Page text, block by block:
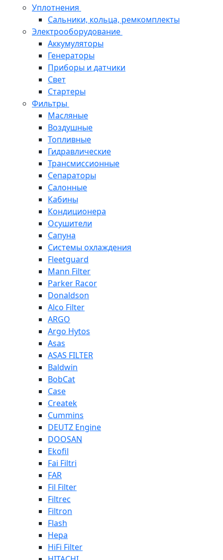
Уплотнения
Сальники, кольца, ремкомплекты
Электрооборудование
Аккумуляторы
Генераторы
Приборы и датчики
Свет
Стартеры
Фильтры
Масляные
Воздушные
Топливные
Гидравлические
Трансмиссионные
Сепараторы
Салонные
Кабины
Кондиционера
Осушители
Сапуна
Системы охлаждения
Fleetguard
Mann Filter
Parker Racor
Donaldson
Alco Filter
ARGO
Argo Hytos
Asas
ASAS FILTER
Baldwin
BobCat
Case
Createk
Cummins
DEUTZ Engine
DOOSAN
Ekofil
Fai Filtri
FAR
Fil Filter
Filtrec
Filtron
Flash
Hepa
HiFi Filter